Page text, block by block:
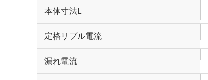
本体寸法L
定格リプル電流
漏れ電流